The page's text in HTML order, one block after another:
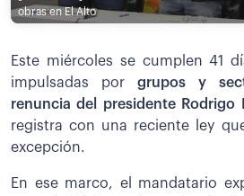
obras en El Alto
Este miércoles se cumplen 41
impulsadas por grupos y
renuncia del presidente Rodrigo
registra con una reciente ley
excepción.
En ese marco, el mandatario